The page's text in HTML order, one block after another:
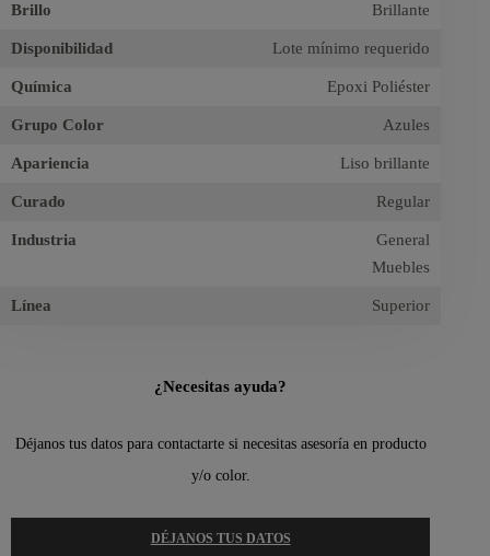
Brillo Brillante
Disponibilidad Lote mínimo requerido
Química Epoxi Poliéster
Grupo Color Azules
Apariencia Liso brillante
Curado Regular
Industria
General
Muebles
Línea Superior
¿Necesitas ayuda?
Déjanos tus datos para contactarte si necesitas asesoría en producto
y/o color.
DÉJANOS TUS DATOS